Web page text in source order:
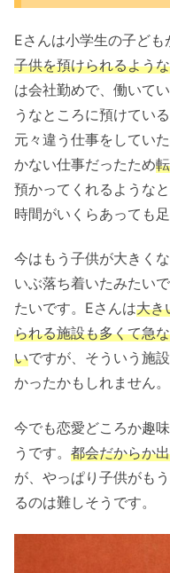
Eさんは小学生の子ど
子供を預けられるよう
は会社勤めで、働いて
うなところに預けてい
元々違う仕事をしてい
かない仕事だったため
預かってくれるような
時間がいくらあっても
今はもう子供が大きく
いぶ落ち着いたみたい
たいです。Eさんは大き
られる施設も多くて急
いですが、そういう施
かったかもしれません。
今でも恋愛どころか趣
うです。 都会だからか
が、やっぱり子供がも
るのは難しそうです。